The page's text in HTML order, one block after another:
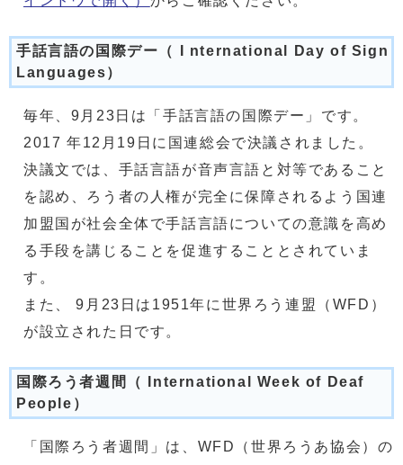
手話言語の国際デー（ I nternational Day of Sign
Languages）
毎年、9月23日は「手話言語の国際デー」です。
2017 年12月19日に国連総会で決議されました。
決議文では、手話言語が音声言語と対等であること
を認め、ろう者の人権が完全に保障されるよう国連
加盟国が社会全体で手話言語についての意識を高め
る手段を講じることを促進することとされていま
す。
また、 9月23日は1951年に世界ろう連盟（WFD）
が設立された日です。
国際ろう者週間（ International Week of Deaf
People）
「国際ろう者週間」は、WFD（世界ろうあ協会）の